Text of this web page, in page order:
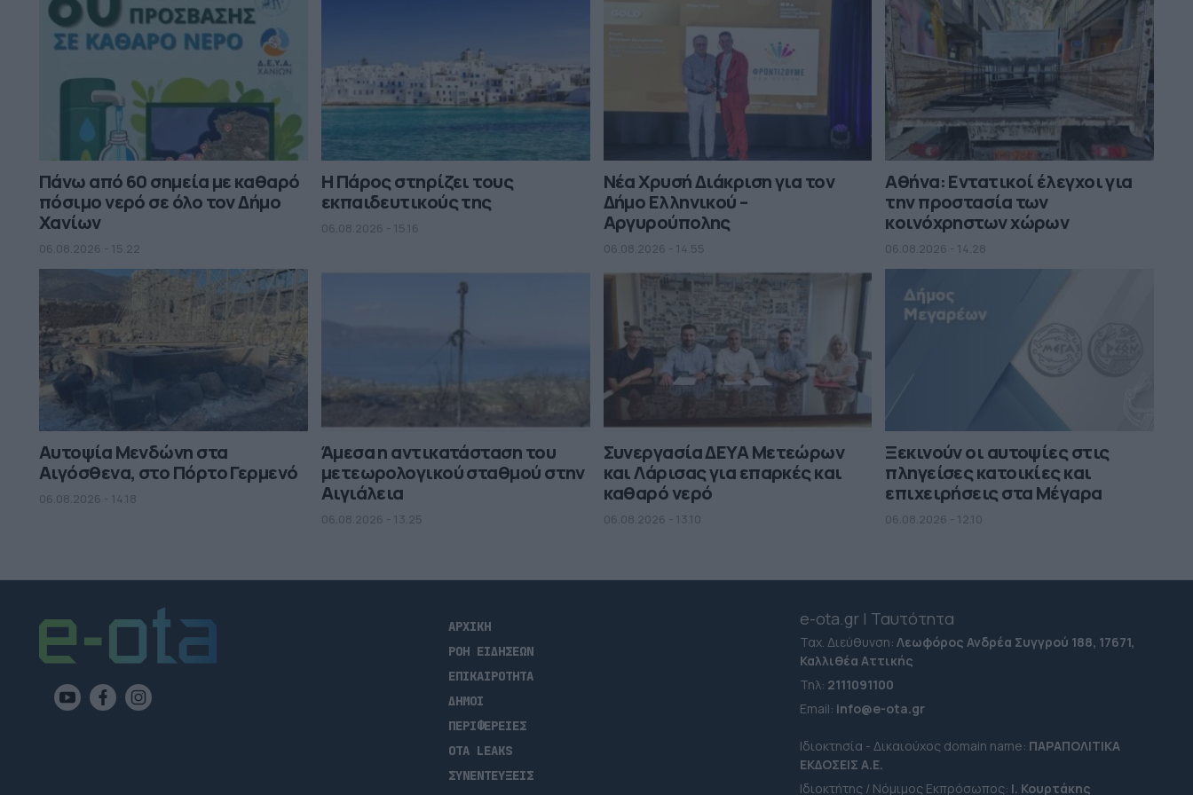
Λύθηκε το μυστήριο με τον νεκρό
στα Άνω Λιόσια: Έπαθε
ηλεκτροπληξία ενώ έκλεβε καλώδια
και οι συνεργοί του τον
εγκατέλειψαν μέσα σε αυτοκίνητο
11:57
Πάνω από 60 σημεία με καθαρό
πόσιμο νερό σε όλο τον Δήμο
Χανίων
06.08.2026 - 15.22
Η Πάρος στηρίζει τους
εκπαιδευτικούς της
06.08.2026 - 15.16
Νέα Χρυσή Διάκριση για τον
Δήμο Ελληνικού –
Αργυρούπολης
06.08.2026 - 14.55
Αθήνα: Εντατικοί έλεγχοι για
την προστασία των
κοινόχρηστων χώρων
06.08.2026 - 14.28
Αυτοψία Μενδώνη στα
Αιγόσθενα, στο Πόρτο Γερμενό
06.08.2026 - 14.18
Άμεσα η αντικατάσταση του
μετεωρολογικού σταθμού στην
Αιγιάλεια
06.08.2026 - 13.25
Συνεργασία ΔΕΥΑ Μετεώρων
και Λάρισας για επαρκές και
καθαρό νερό
06.08.2026 - 13.10
Ξεκινούν οι αυτοψίες στις
πληγείσες κατοικίες και
επιχειρήσεις στα Μέγαρα
06.08.2026 - 12.10
ΑΡΧΙΚΗ
ΡΟΗ ΕΙΔΗΣΕΩΝ
ΕΠΙΚΑΙΡΟΤΗΤΑ
ΔΗΜΟΙ
ΠΕΡΙΦΕΡΕΙΕΣ
OTA LEAKS
ΣΥΝΕΝΤΕΥΞΕΙΣ
e-ota.gr | Ταυτότητα
Ταχ. Διεύθυνση:Λεωφόρος Ανδρέα Συγγρού 188, 17671,
Καλλιθέα Αττικής
Τηλ: 2111091100
Εmail: info@e-ota.gr
Ιδιοκτησία - Δικαιούχος domain name: ΠΑΡΑΠΟΛΙΤΙΚΑ
ΕΚΔΟΣΕΙΣ A.E.
Ιδιοκτήτης / Νόμιμος Εκπρόσωπος: Ι. Κουρτάκης